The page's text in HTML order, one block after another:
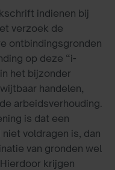
indienen bij
verzoek de
ontbindingsgronden
op deze “i-
het bijzonder
handelen,
arbeidsverhouding.
is dat een
voldragen is, dan
van gronden wel
krijgen